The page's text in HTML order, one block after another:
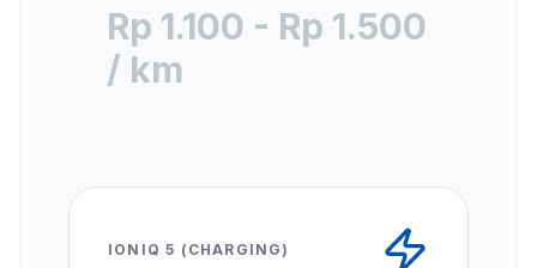
Rp 1.100 - Rp 1.500
/ km
IONIQ 5 (CHARGING)